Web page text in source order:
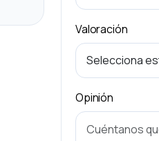
Valoración
Opinión